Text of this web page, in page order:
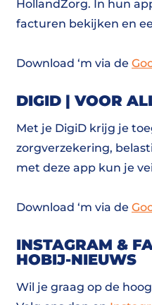
HollandZorg. In hun
facturen bekijken en
Download ‘m via de
DIGID | VOOR
Met je DigiD krijg je
zorgverzekering,
met deze app kun je
Download ‘m via de
INSTAGRAM &
HOBIJ-NIEUWS
Wil je graag op de